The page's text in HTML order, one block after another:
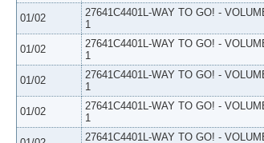
01/02
27641C4401L-WAY TO GO! -
1
01/02
27641C4401L-WAY TO GO! -
1
01/02
27641C4401L-WAY TO GO! -
1
01/02
27641C4401L-WAY TO GO! -
1
27641C4401L-WAY TO GO! -